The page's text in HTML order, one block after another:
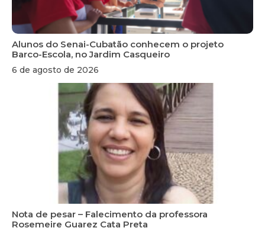
Alunos do Senai-Cubatão conhecem o projeto
Barco-Escola, no Jardim Casqueiro
6 de agosto de 2026
Nota de pesar – Falecimento da professora
Rosemeire Guarez Cata Preta